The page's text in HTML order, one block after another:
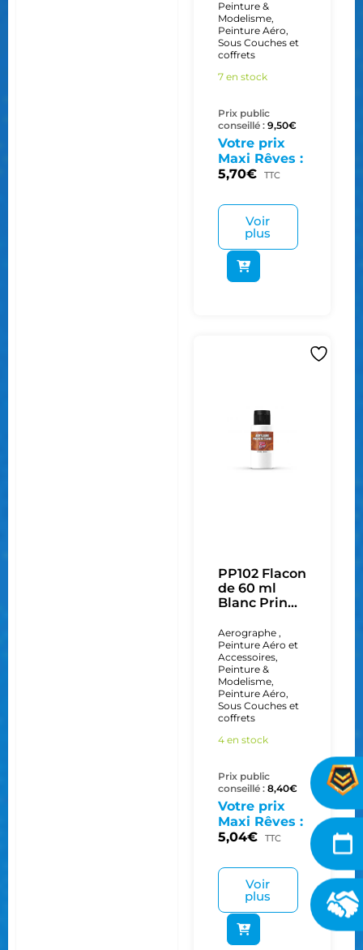
Peinture &
Modelisme,
Peinture Aéro,
Sous Couches et
coffrets
7 en stock
Prix public
conseillé : 9,50€
Votre prix
Maxi Rêves :
5,70€ TTC
Voir
plus
PP102 Flacon
de 60 ml
Blanc Prin...
Aerographe ,
Peinture Aéro et
Accessoires,
Peinture &
Modelisme,
Peinture Aéro,
Sous Couches et
coffrets
4 en stock
Prix public
conseillé : 8,40€
Votre prix
Maxi Rêves :
5,04€ TTC
Voir
plus